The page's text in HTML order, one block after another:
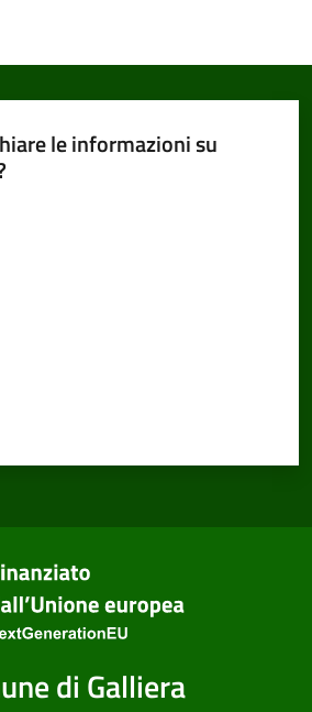
le informazioni su
di Galliera